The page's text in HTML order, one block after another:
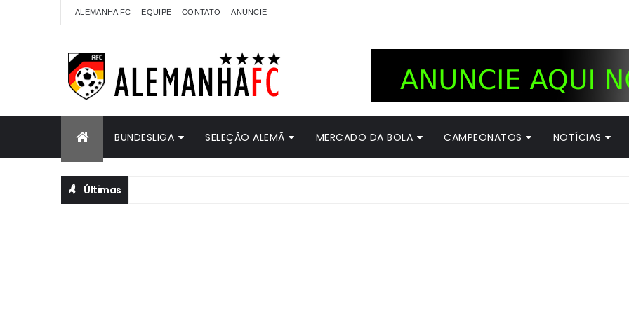
ALEMANHA FC EQUIPE CONTATO ANUNCIE
BUNDESLIGA SELEÇÃO ALEMÃ MERCADO DA BOLA CAMPEONATOS NOTÍCIAS
Últimas